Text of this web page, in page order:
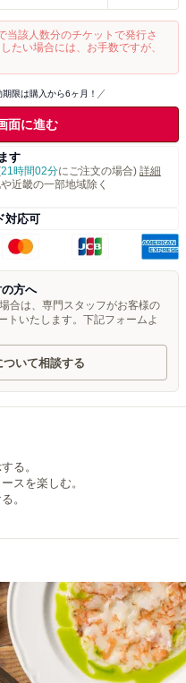
当該人数分のチケットで発行さ
たい場合には、お手数ですが、
限は購入から6ヶ月！
面に進む
す
21時間02分にご注文の場合) 詳細
近畿の一部地域除く
対応可
方へ
合は、専門スタッフがお客様の
トいたします。下記フォームよ
いて相談する
る。
スを楽しむ。
。